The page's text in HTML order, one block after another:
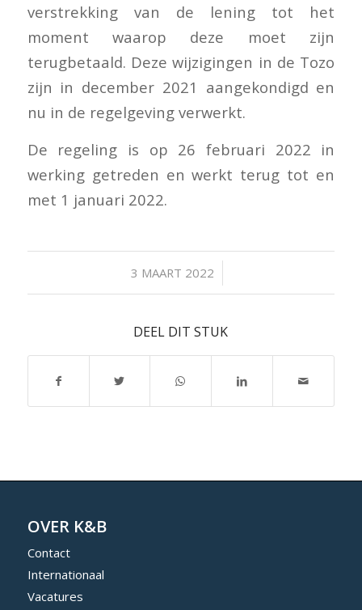
verstrekking van de lening tot het
moment waarop deze moet zijn
terugbetaald. Deze wijzigingen in de Tozo
zijn in december 2021 aangekondigd en
nu in de regelgeving verwerkt.
De regeling is op 26 februari 2022 in
werking getreden en werkt terug tot en
met 1 januari 2022.
3 MAART 2022
/
DEEL DIT STUK
OVER K&B
Contact
Internationaal
Vacatures